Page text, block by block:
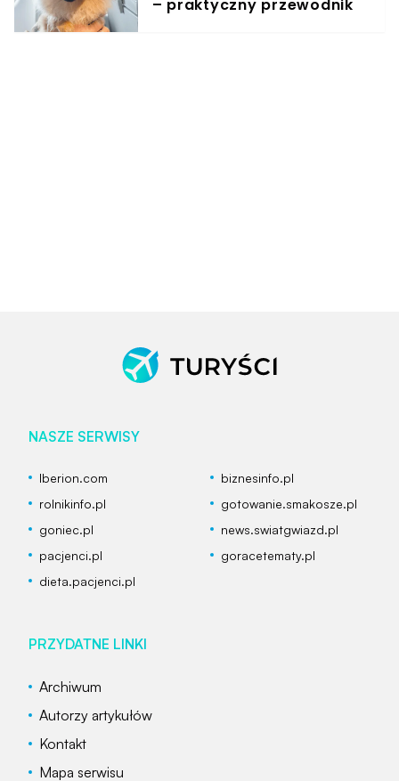
– praktyczny przewodnik
NASZE SERWISY
Iberion.com
biznesinfo.pl
rolnikinfo.pl
gotowanie.smakosze.pl
goniec.pl
news.swiatgwiazd.pl
pacjenci.pl
goracetematy.pl
dieta.pacjenci.pl
PRZYDATNE LINKI
Archiwum
Autorzy artykułów
Kontakt
Mapa serwisu